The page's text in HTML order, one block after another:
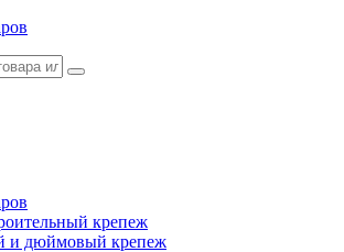
крепеж
и дюймовый крепеж